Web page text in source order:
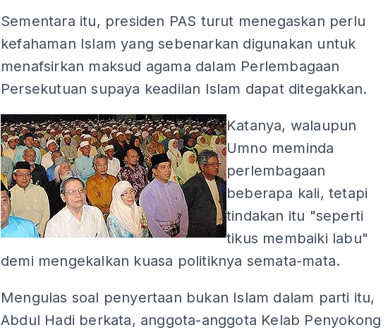
Sementara itu, presiden PAS turut menegaskan perlu
kefahaman Islam yang sebenarkan digunakan untuk
menafsirkan maksud agama dalam Perlembagaan
Persekutuan supaya keadilan Islam dapat ditegakkan.
Katanya, walaupun
Umno meminda
perlembagaan
beberapa kali, tetapi
tindakan itu "seperti
tikus membaiki labu"
demi mengekalkan kuasa politiknya semata-mata.
Mengulas soal penyertaan bukan Islam dalam parti itu,
Abdul Hadi berkata, anggota-anggota Kelab Penyokong